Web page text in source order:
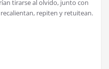
tirarse al olvido, junto con
repiten y retuitean.